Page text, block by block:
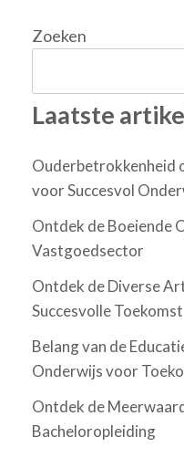
Zoeken
Laatste
Ouderbetrokkenheid
voor Succesvol
Ontdek de Boeiende
Vastgoedsector
Ontdek de Diverse
Succesvolle Toekomst
Belang van de
Onderwijs voor
Ontdek de
Bacheloropleiding